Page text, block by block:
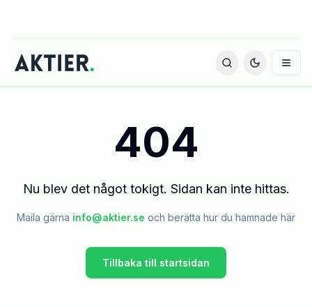
404
Nu blev det något tokigt. Sidan kan inte hittas.
Maila gärna info@aktier.se och berätta hur du hamnade här
Tillbaka till startsidan